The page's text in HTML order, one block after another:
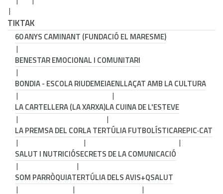
TIKTAK
60 ANYS CAMINANT (FUNDACIÓ EL MARESME)
BENESTAR EMOCIONAL I COMUNITARI
BONDIA - ESCOLA RIUDEMEIAENLLAÇAT AMB LA CULTURA
LA CARTELLERA (LA XARXA)LA CUINA DE L'ESTEVE
LA PREMSA DEL CORLA TERTÚLIA FUTBOLÍSTICAREPIC·CAT
SALUT I NUTRICIÓSECRETS DE LA COMUNICACIÓ
SOM PARRÒQUIATERTÚLIA DELS AVIS+QSALUT